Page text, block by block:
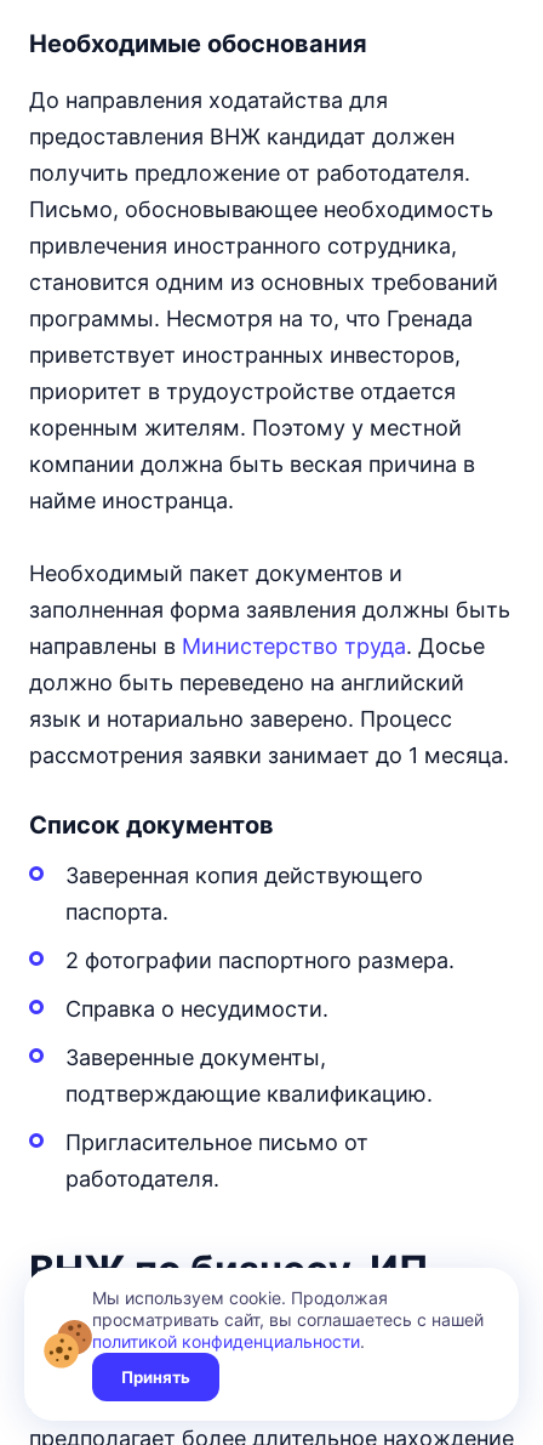
Необходимые обоснования
До направления ходатайства для
предоставления ВНЖ кандидат должен
получить предложение от работодателя.
Письмо, обосновывающее необходимость
привлечения иностранного сотрудника,
становится одним из основных требований
программы. Несмотря на то, что Гренада
приветствует иностранных инвесторов,
приоритет в трудоустройстве отдается
коренным жителям. Поэтому у местной
компании должна быть веская причина в
найме иностранца.
Необходимый пакет документов и
заполненная форма заявления должны быть
направлены в Министерство труда. Досье
должно быть переведено на английский
язык и нотариально заверено. Процесс
рассмотрения заявки занимает до 1 месяца.
Список документов
Заверенная копия действующего
паспорта.
2 фотографии паспортного размера.
Справка о несудимости.
Заверенные документы,
подтверждающие квалификацию.
Пригласительное письмо от
работодателя.
ВНЖ по бизнесу, ИП
Для деловых поездок длительностью до 90
дней оформление специальных разрешений
не требуется. Если деятельность
предполагает более длительное нахождение
Мы используем cookie. Продолжая
просматривать сайт, вы соглашаетесь с нашей
политикой конфиденциальности.
Принять